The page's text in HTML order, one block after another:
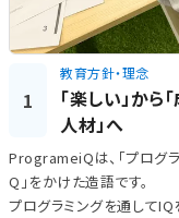
1
教育方針・理念
「楽しい」から
人材」へ
ProgrameiQは、「プログ
Q」をかけた造語です。
プログラミングを通して